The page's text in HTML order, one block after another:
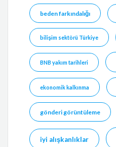
beden farkındalığı
bilişim sektörü Türkiye
BNB yakım tarihleri
ekonomik kalkınma
gönderi görüntüleme
iyi alışkanlıklar